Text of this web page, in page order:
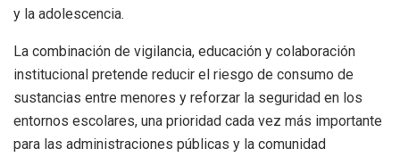
y la adolescencia.
La combinación de vigilancia, educación y colaboración
institucional pretende reducir el riesgo de consumo de
sustancias entre menores y reforzar la seguridad en los
entornos escolares, una prioridad cada vez más importante
para las administraciones públicas y la comunidad